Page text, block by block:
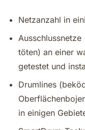
Netzanzahl in
töten) an einer
getestet und
Drumlines
in einigen